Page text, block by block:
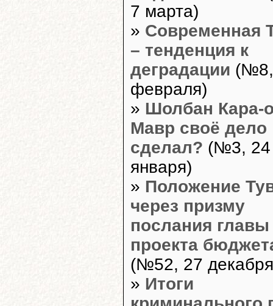
7 марта)
» Современная
– тенденция к
деградации
февраля)
» Шолбан Кара-
Мавр своё дело
сделал? (№3, 24
января)
» Положение
через призму
послания главы
проекта
(№52, 27
» Итоги